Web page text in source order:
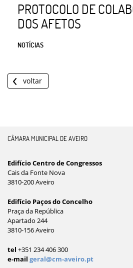
PROTOCOLO DE
DOS AFETOS
NOTÍCIAS
voltar
CÂMARA MUNICIPAL DE AVEIRO
Edifício Centro de Congressos
Cais da Fonte Nova
3810-200 Aveiro
Edifício Paços do Concelho
Praça da República
Apartado 244
3810-156 Aveiro
tel +351 234 406 300
e-mail geral@cm-aveiro.pt